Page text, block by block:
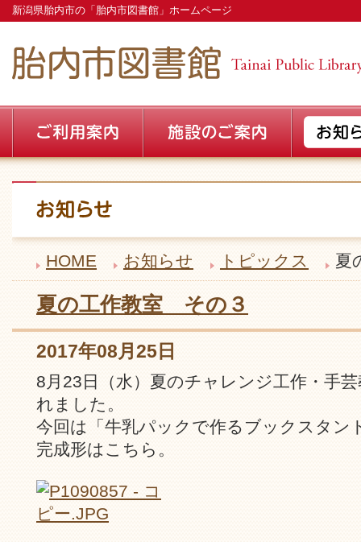
新潟県胎内市の「胎内市図書館」ホームページ
HOME お知らせ トピックス 夏
夏の工作教室 その３
2017年08月25日
8月23日（水）夏のチャレンジ工作・手
れました。
今回は「牛乳パックで作るブックスタン
完成形はこちら。